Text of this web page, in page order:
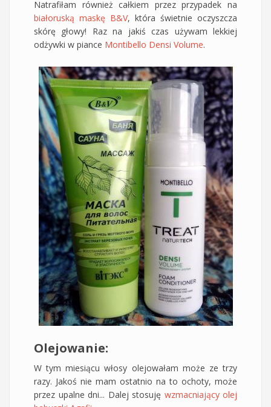
Natrafiłam również całkiem przez przypadek na
białoruską maskę B&V, która świetnie oczyszcza
skórę głowy! Raz na jakiś czas używam lekkiej
odżywki w piance Montibello Densi Volume.
Olejowanie:
W tym miesiącu włosy olejowałam może ze trzy
razy. Jakoś nie mam ostatnio na to ochoty, może
przez upalne dni... Dalej stosuję wzmacniający olej